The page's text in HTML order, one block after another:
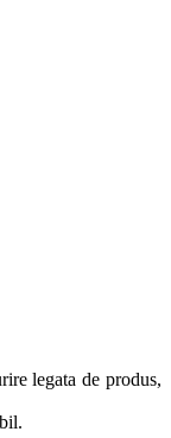
legata de produs,